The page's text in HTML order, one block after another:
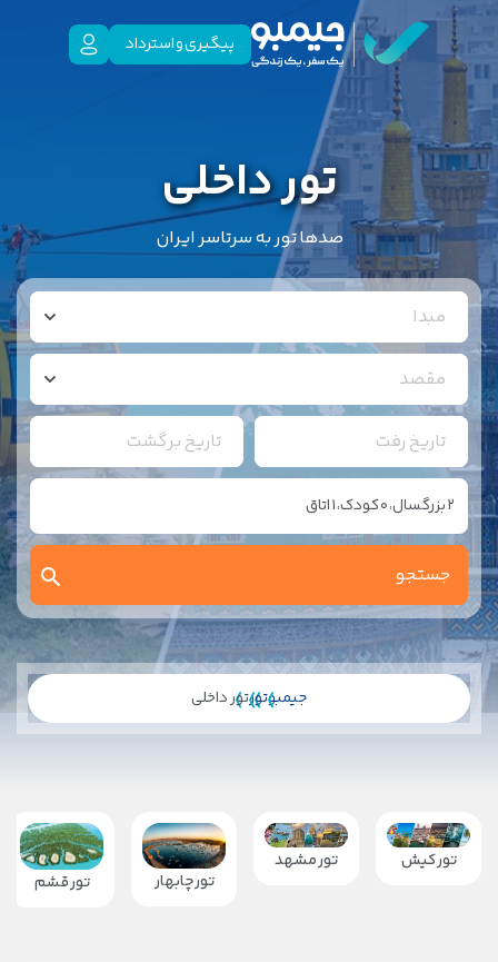
پیگیری و استرداد
تور داخلی
صدها تور به سرتاسر ایران
مبدا
مقصد
تاریخ رفت تاریخ برگشت
2بزرگسال،0کودک،1اتاق
جیمبوتورتور داخلی
تور کیش
تور مشهد
تور چابهار
تور قشم